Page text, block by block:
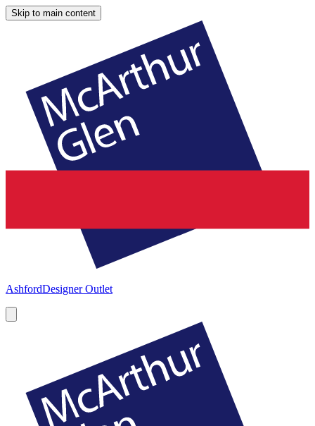
Skip to main content
AshfordDesigner Outlet